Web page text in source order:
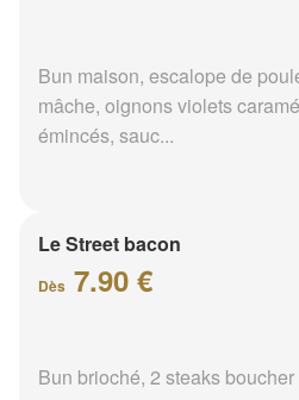
Bun maison, escalope de
mâche, oignons violets
émincés, sauc...
Le Street bacon
Dès 7.90 €
Bun brioché, 2 steaks